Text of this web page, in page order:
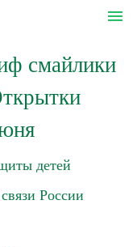
menu
смайлики
детей
России